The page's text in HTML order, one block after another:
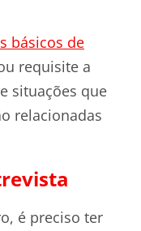
básicos de
requisite a
situações que
relacionadas
é preciso ter